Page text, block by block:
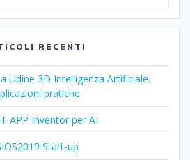
RECENTI
Udine 3D Intelligenza Artificiale.
pratiche
APP Inventor per AI
Start-up